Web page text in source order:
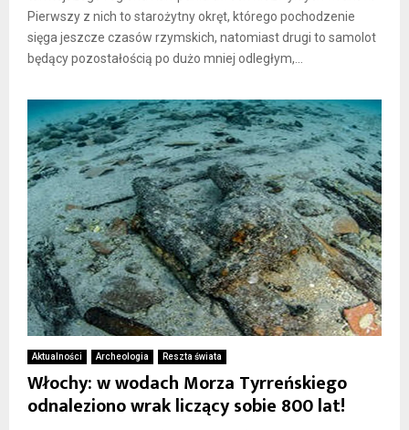
Pierwszy z nich to starożytny okręt, którego pochodzenie
sięga jeszcze czasów rzymskich, natomiast drugi to samolot
będący pozostałością po dużo mniej odległym,...
Aktualności Archeologia Reszta świata
Włochy: w wodach Morza Tyrreńskiego
odnaleziono wrak liczący sobie 800 lat!